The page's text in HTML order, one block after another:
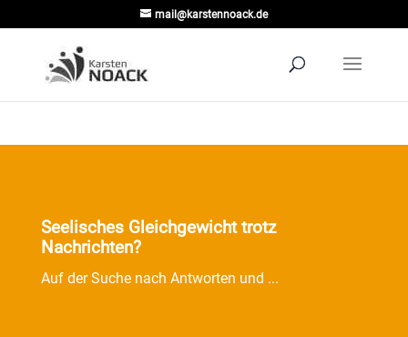
mail@karstennoack.de
Seelisches Gleichgewicht trotz
Nachrichten?
Auf der Suche nach Antworten und ...